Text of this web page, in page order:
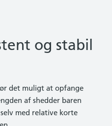
og stabil
det muligt at opfange
af shedder baren
med relative korte